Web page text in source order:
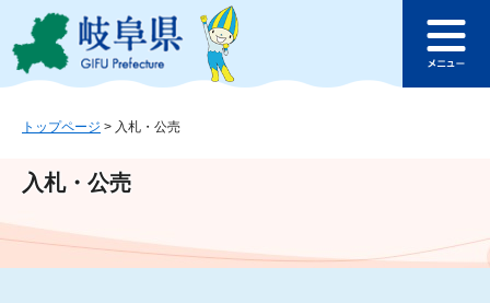
ジ
ュ
文
このページの本文へ
ュ
トップページ > 入札・公売
入札・公売